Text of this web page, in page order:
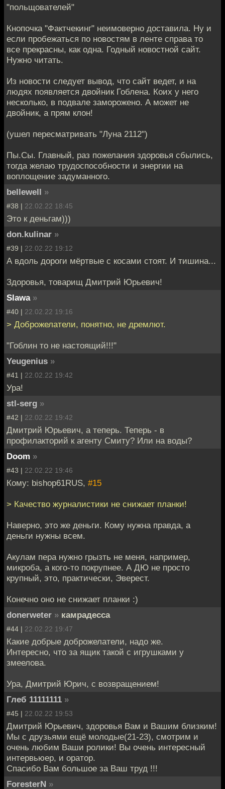
"польщователей"
Кнопочка "Фактчекинг" неимоверно доставила. Ну и
если пробежаться по новостям в ленте справа то
все прекрасны, как одна. Годный новостной сайт.
Нужно читать.
Из новости следует вывод, что сайт ведет, и на
людях появляется двойник Гоблена. Коих у него
несколько, в подвале заморожено. А может не
двойник, а прям клон!
(ушел пересматривать "Луна 2112")
Пы.Сы. Главный, раз пожелания здоровья сбылись,
тогда желаю трудоспособности и энергии на
воплощение задуманного.
bellewell »
#38 | 22.02.22 18:45
Это к деньгам)))
don.kulinar »
#39 | 22.02.22 19:12
А вдоль дороги мёртвые с косами стоят. И тишина...
Здоровья, товарищ Дмитрий Юрьевич!
Slawa »
#40 | 22.02.22 19:16
> Доброжелатели, понятно, не дремлют.
"Гоблин то не настоящий!!!"
Yeugenius »
#41 | 22.02.22 19:42
Ура!
stl-serg »
#42 | 22.02.22 19:42
Дмитрий Юрьевич, а теперь. Теперь - в
профилакторий к агенту Смиту? Или на воды?
Doom »
#43 | 22.02.22 19:46
Кому: bishop61RUS, #15
> Качество журналистики не снижает планки!
Наверно, это же деньги. Кому нужна правда, а
деньги нужны всем.
Акулам пера нужно грызть не меня, например,
микроба, а кого-то покрупнее. А ДЮ не просто
крупный, это, практически, Эверест.
Конечно оно не снижает планки :)
donerweter » камрадесса
#44 | 22.02.22 19:47
Какие добрые доброжелатели, надо же.
Интересно, что за ящик такой с игрушками у
змеелова.
Ура, Дмитрий Юрич, с возвращением!
Глеб 11111111 »
#45 | 22.02.22 19:53
Дмитрий Юрьевич, здоровья Вам и Вашим близким!
Мы с друзьями ещё молодые(21-23), смотрим и
очень любим Ваши ролики! Вы очень интересный
интервьюер, и оратор.
Спасибо Вам большое за Ваш труд !!!
ForesterN »